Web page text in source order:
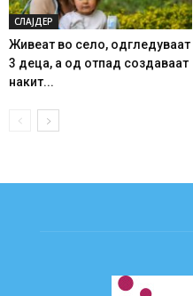
СЛАЈДЕР
Живеат во село, одгледуваат
3 деца, а од отпад создаваат
накит...